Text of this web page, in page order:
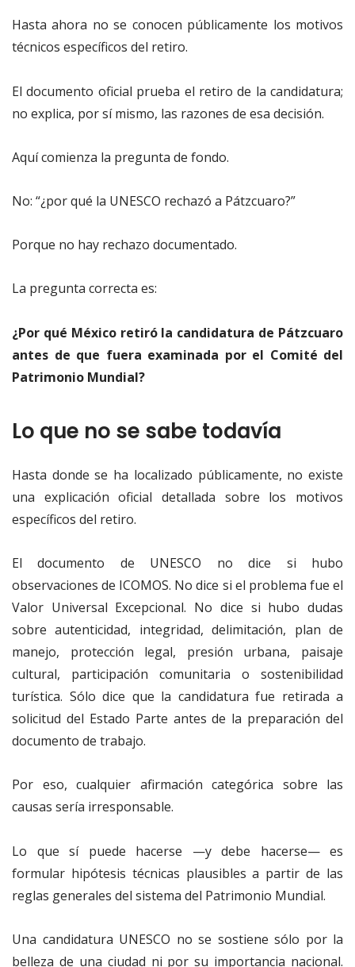
Hasta ahora no se conocen públicamente los motivos
técnicos específicos del retiro.
El documento oficial prueba el retiro de la candidatura;
no explica, por sí mismo, las razones de esa decisión.
Aquí comienza la pregunta de fondo.
No: “¿por qué la UNESCO rechazó a Pátzcuaro?”
Porque no hay rechazo documentado.
La pregunta correcta es:
¿Por qué México retiró la candidatura de Pátzcuaro
antes de que fuera examinada por el Comité del
Patrimonio Mundial?
Lo que no se sabe todavía
Hasta donde se ha localizado públicamente, no existe
una explicación oficial detallada sobre los motivos
específicos del retiro.
El documento de UNESCO no dice si hubo
observaciones de ICOMOS. No dice si el problema fue el
Valor Universal Excepcional. No dice si hubo dudas
sobre autenticidad, integridad, delimitación, plan de
manejo, protección legal, presión urbana, paisaje
cultural, participación comunitaria o sostenibilidad
turística. Sólo dice que la candidatura fue retirada a
solicitud del Estado Parte antes de la preparación del
documento de trabajo.
Por eso, cualquier afirmación categórica sobre las
causas sería irresponsable.
Lo que sí puede hacerse —y debe hacerse— es
formular hipótesis técnicas plausibles a partir de las
reglas generales del sistema del Patrimonio Mundial.
Una candidatura UNESCO no se sostiene sólo por la
belleza de una ciudad ni por su importancia nacional.